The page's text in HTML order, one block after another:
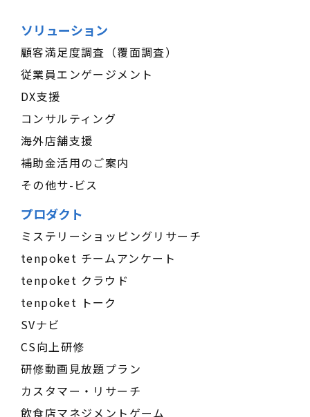
ソリューション
顧客満足度調査（覆面調査）
従業員エンゲージメント
DX支援
コンサルティング
海外店舗支援
補助金活用のご案内
その他サ-ビス
プロダクト
ミステリーショッピングリサーチ
tenpoket チームアンケート
tenpoket クラウド
tenpoket トーク
SVナビ
CS向上研修
研修動画見放題プラン
カスタマー・リサーチ
飲食店マネジメントゲーム